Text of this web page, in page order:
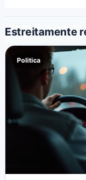
Estreitamente
Politica